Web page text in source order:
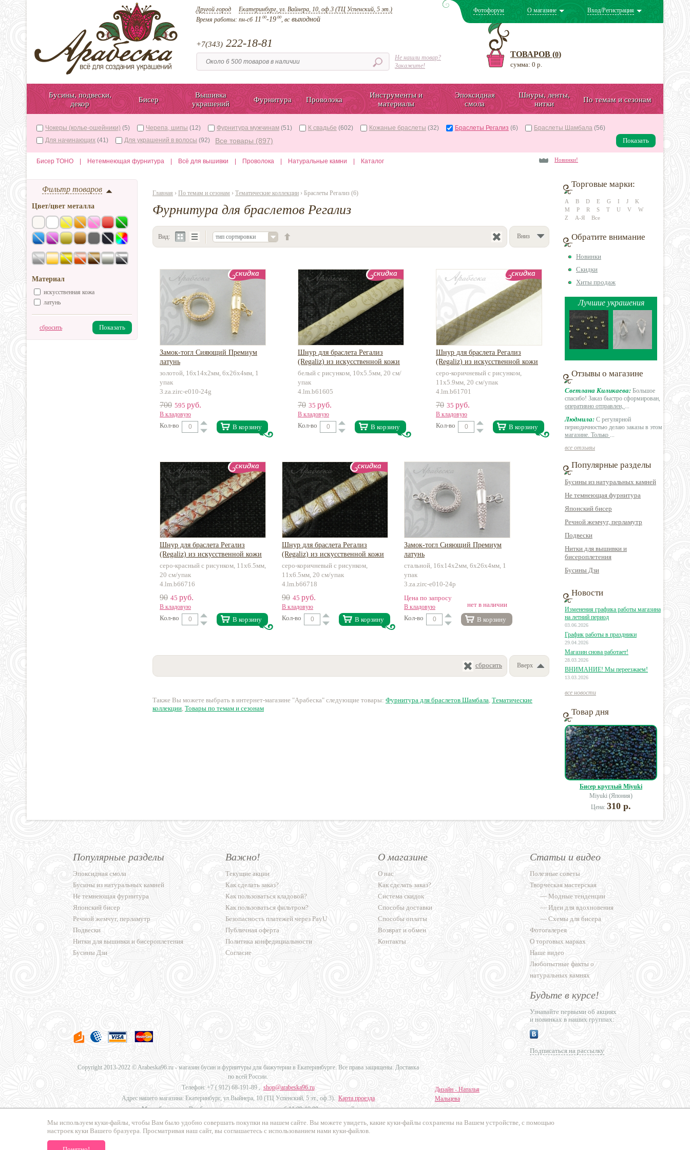
Мы используем куки-файлы, чтобы Вам было удобно совершать покупки на нашем сайте. Вы можете увидеть, какие куки-файлы сохранены на Вашем устройстве, с помощью
настроек куки Вашего бразуера. Просматривая наш сайт, вы соглашаетесь с использованием нами куки-файлов.
Другой город Екатеринбург, ул. Вайнера, 10, оф.3 (ТЦ Успенский, 5 эт.)
Время работы: пн-сб11 00-19 00, всвыходной
+7(343) 222-18-81
Не нашли товар?
Закажите!
Фотофорум О магазине Вход/Регистрация
ТОВАРОВ (0)
сумма: 0 р.
Бусины, подвески,
декор
Бисер
Вышивка
украшений
Фурнитура Проволока
Инструменты и
материалы
Эпоксидная
смола
Шнуры, ленты,
нитки
По темам и сезонам
Чокеры (колье-ошейники) (5) Черепа, шипы (12) Фурнитура мужчинам (51) К свадьбе (602) Кожаные браслеты (32) Браслеты Регализ (6) Браслеты Шамбала (56)
Для начинающих (41) Для украшений в волосы (92) Все товары (897) Показать
Бисер TOHO Нетемнеющая фурнитура Всё для вышивки Проволока Натуральные камни Каталог Новинки!
Фильтр товаров
Цвет/цвет металла
Материал
искусственная кожа
латунь
сбросить Показать
Главная › По темам и сезонам › Тематические коллекции › Браслеты Регализ (6)
Фурнитура для браслетов Регализ
Вид: тип сортировки Вниз
Замок-тогл Сияющий Премиум
латунь
золотой, 16х14х2мм, 6х26х4мм, 1
упак
3.za.zirc-e010-24g
700 595 руб.
В кладовую
Кол-во В корзину
Шнур для браслета Регализ
(Regaliz) из искусственной кожи
белый с рисунком, 10х5.5мм, 20 см/
упак
4.lm.b61605
70 35 руб.
В кладовую
Кол-во В корзину
Шнур для браслета Регализ
(Regaliz) из искусственной кожи
серо-коричневый с рисунком,
11х5.9мм, 20 см/упак
4.lm.b61701
70 35 руб.
В кладовую
Кол-во В корзину
Шнур для браслета Регализ
(Regaliz) из искусственной кожи
серо-красный с рисунком, 11х6.5мм,
20 см/упак
4.lm.b66716
90 45 руб.
В кладовую
Кол-во В корзину
Шнур для браслета Регализ
(Regaliz) из искусственной кожи
серо-коричневый с рисунком,
11х6.5мм, 20 см/упак
4.lm.b66718
90 45 руб.
В кладовую
Кол-во В корзину
Замок-тогл Сияющий Премиум
латунь
стальной, 16х14х2мм, 6х26х4мм, 1
упак
3.za.zirc-e010-24p
Цена по запросу
В кладовую
Кол-во
нет в наличии
В корзину
сбросить Вверх
Также Вы можете выбрать в интернет-магазине "Арабеска" следующие товары: Фурнитура для браслетов Шамбала, Тематические
коллекции, Товары по темам и сезонам
Торговые марки:
A B D E G I J
K
M
P R S T U V
W
Z
А-Я Все
Обратите внимание
Новинки
Скидки
Хиты продаж
Лучшие украшения
Отзывы о магазине
Светлана Киликаева: Большое
спасибо! Заказ быстро сформирован,
оперативно отправлен, ...
Людмила: С регулярной
периодичностью делаю заказы в этом
магазине. Только ...
все отзывы
Популярные разделы
Бусины из натуральных камней
Не темнеющая фурнитура
Японский бисер
Речной жемчуг, перламутр
Подвески
Нитки для вышивки и
бисероплетения
Бусины Дзи
Новости
Изменения графика работы магазина
на летний период
03.06.2026
График работы в праздники
29.04.2026
Магазин снова работает!
28.03.2026
ВНИМАНИЕ! Мы переезжаем!
13.03.2026
все новости
Товар дня
Бисер круглый Miyuki
Miyuki (Япония)
Цена: 310 р.
Популярные разделы
Эпоксидная смола
Бусины из натуральных камней
Не темнеющая фурнитура
Японский бисер
Речной жемчуг, перламутр
Подвески
Нитки для вышивки и бисероплетения
Бусины Дзи
Важно!
Текущие акции
Как сделать заказ?
Как пользоваться кладовой?
Как пользоваться фильтром?
Безопасность платежей через PayU
Публичная оферта
Политика конфедициальности
Согласие
О магазине
О нас
Как сделать заказ?
Система скидок
Способы доставки
Способы оплаты
Возврат и обмен
Контакты
Статьи и видео
Полезные советы
Творческая мастерская
—Модные тенденции
—Идеи для вдохновения
—Схемы для бисера
Фотогалерея
О торговых марках
Наше видео
Любопытные факты о
натуральных камнях
Будьте в курсе!
Узнавайте первыми об акциях
и новинках в наших группах:
Подписаться на рассылку
Copyright 2013-2022 © Arabeska96.ru - магазин бусин и фурнитуры для бижутерии в Екатеринбурге. Все права защищены. Доставка
по всей России.
Телефон: +7 ( 912) 68-191-89, shop@arabeska96.ru
Адрес нашего магазина: Екатеринбург, ул.Выйнера, 10 (ТЦ Успенский, 5 эт., оф.3). Карта проезда
Мы работаем для Вас без перерывов и выходных: пн-сб 11:00-19:00, вс выходной
Мы предлагаемдоставку в Москву, Санкт-Петербург, Новосибирск, Челябинск, Краснодар, Красноярск, Казань и в другие города
Дизайн - Наталья
Мальцева
Промо Эксперт